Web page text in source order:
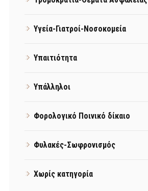
Υγεία-Γιατροί-Νοσοκομεία
Υπαιτιότητα
Υπάλληλοι
Φορολογικό Ποινικό δίκαιο
Φυλακές-Σωφρονισμός
Χωρίς κατηγορία